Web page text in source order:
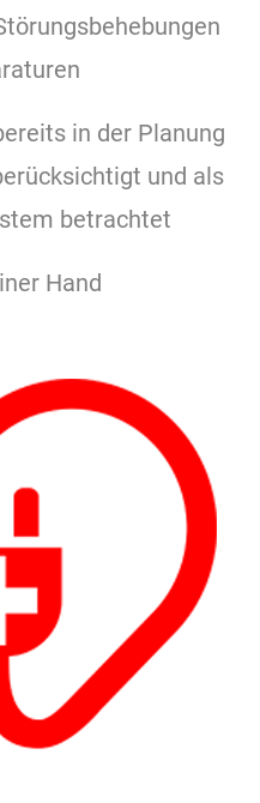
in der Planung
und als
betrachtet
Hand